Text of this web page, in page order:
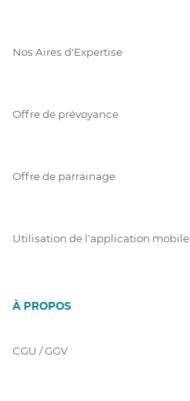
Nos Aires d'Expertise
Offre de prévoyance
Offre de parrainage
Utilisation de l'application mobile
À PROPOS
CGU / GGV